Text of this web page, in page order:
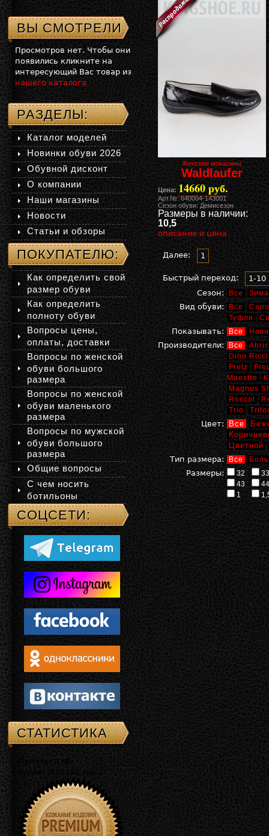
Женские мокасины
Waldlaufer
Цена: 14660 руб.
Арт.№: 640004-143001
Сезон обуви: Демисезон
Размеры в наличии:
10,5
описание и цена
Далее: 1
Быстрый переход:
1-10
Сезон:
Все Зима
Вид обуви: Все
Туфли
Показывать: Все
Производители: Все
Dino Ricci
Fretz
Maestre
Magnus
Roccol
Trio
Цвет: Все
Цветной
Тип размера:
Все
Размеры: 32
33
43
44
1
ВЫ СМОТРЕЛИ
Просмотров нет. Чтобы они
появились кликните на
интересующий Вас товар из
нашего каталога
РАЗДЕЛЫ:
Каталог моделей
Новинки обуви 2026
Обувной дисконт
О компании
Наши магазины
Новости
Статьи и обзоры
ПОКУПАТЕЛЮ:
Как определить свой
размер обуви
Как определить
полноту обуви
Вопросы цены,
оплаты, доставки
Вопросы по женской
обуви большого
размера
Вопросы по женской
обуви маленького
размера
Вопросы по мужской
обуви большого
размера
Общие вопросы
С чем носить
ботильоны
СОЦСЕТИ:
СТАТИСТИКА
Память: 4 Mb
Время: 0.05195 сек.